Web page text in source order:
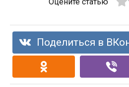
Оцените статью
Поделиться в